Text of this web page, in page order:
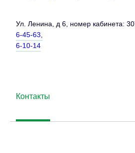
Ул. Ленина, д 6, номер кабинета:
6-45-63,
6-10-14
Контакты